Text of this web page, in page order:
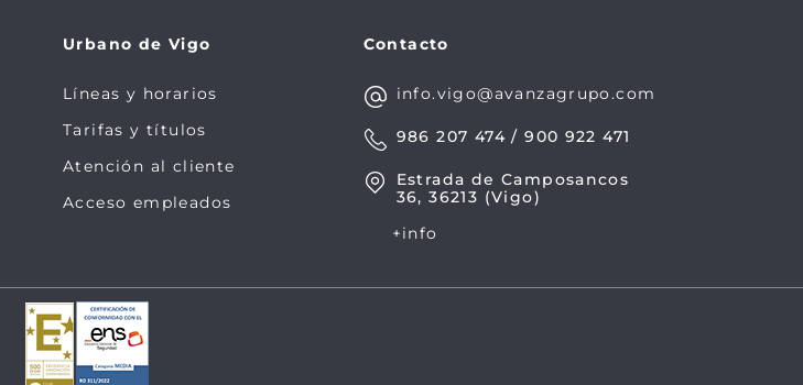
Urbano de Vigo
Líneas y horarios
Tarifas y títulos
Atención al cliente
Acceso empleados
Contacto
info.vigo@avanzagrupo.com
986 207 474 / 900 922 471
Estrada de Camposancos
36, 36213 (Vigo)
+info